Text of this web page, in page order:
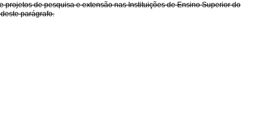
de pesquisa e extensão nas Instituições de Ensino Superior do
parágrafo.